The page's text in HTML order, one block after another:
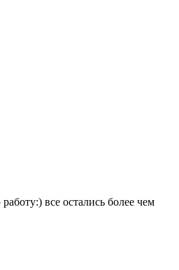
все остались более чем